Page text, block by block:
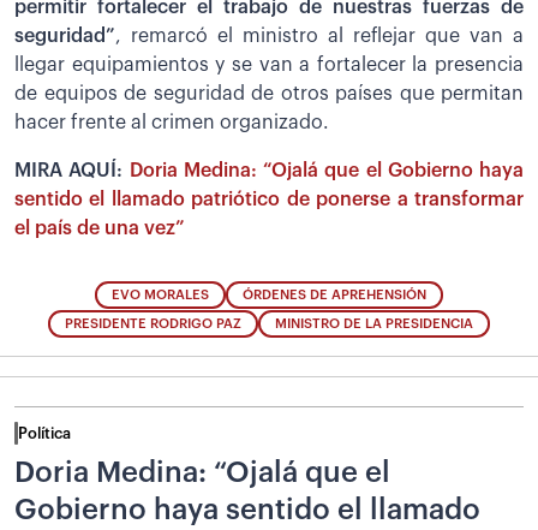
permitir fortalecer el trabajo de nuestras fuerzas de
seguridad”, remarcó el ministro al reflejar que van a
llegar equipamientos y se van a fortalecer la presencia
de equipos de seguridad de otros países que permitan
hacer frente al crimen organizado.
MIRA AQUÍ:
Doria Medina: “Ojalá que el Gobierno haya
sentido el llamado patriótico de ponerse a transformar
el país de una vez”
EVO MORALES ÓRDENES DE APREHENSIÓN
PRESIDENTE RODRIGO PAZ MINISTRO DE LA PRESIDENCIA
Política
Doria Medina: “Ojalá que el
Gobierno haya sentido el llamado